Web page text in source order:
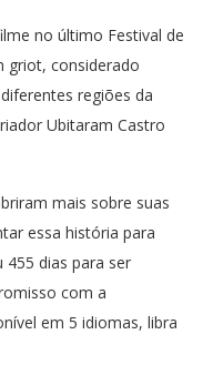
no último Festival de
griot, considerado
regiões da
Ubitaram Castro
mais sobre suas
essa história para
455 dias para ser
com a
em 5 idiomas, libra